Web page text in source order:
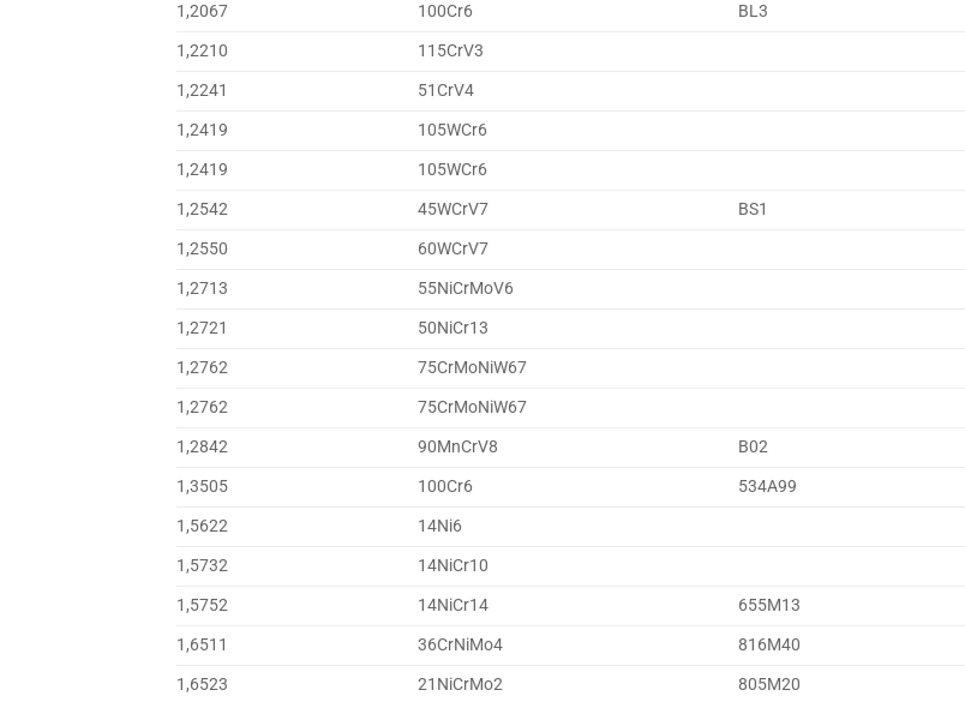
1,2067
100Cr6 BL3
1,2210
115CrV3
1,2241
51CrV4
1,2419
105WCr6
1,2419
105WCr6
1,2542
45WCrV7 BS1
1,2550
60WCrV7
1,2713
55NiCrMoV6
1,2721
50NiCr13
1,2762
75CrMoNiW67
1,2762
75CrMoNiW67
1,2842
90MnCrV8 B02
1,3505
100Cr6 534A99
1,5622
14Ni6
1,5732
14NiCr10
1,5752
14NiCr14 655M13
1,6511
36CrNiMo4 816M40
1,6523
21NiCrMo2 805M20